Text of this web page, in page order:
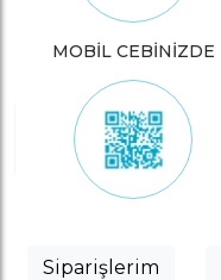
MOBİL CEBİNİZDE
Siparişlerim